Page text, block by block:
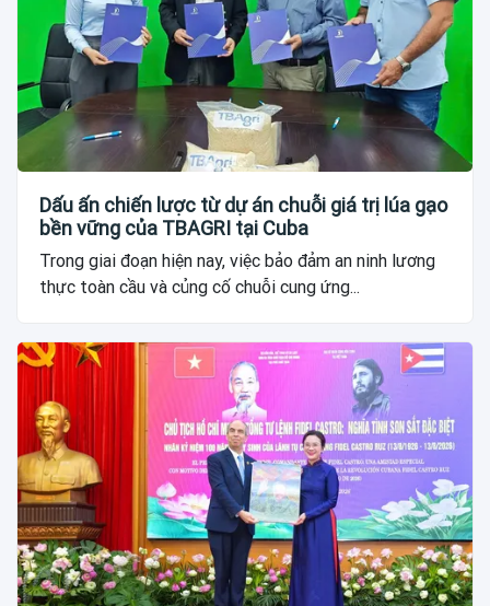
Dấu ấn chiến lược từ dự án chuỗi giá trị lúa gạo
bền vững của TBAGRI tại Cuba
Trong giai đoạn hiện nay, việc bảo đảm an ninh lương
thực toàn cầu và củng cố chuỗi cung ứng...